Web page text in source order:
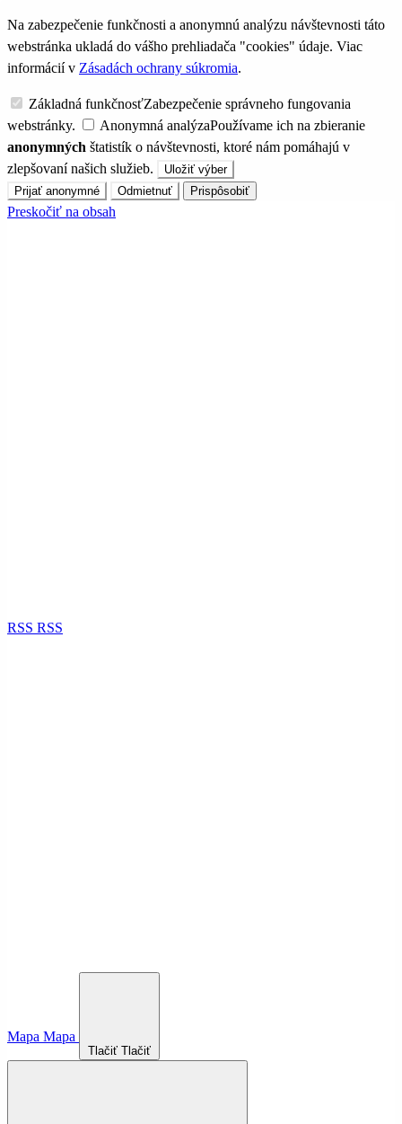
Na zabezpečenie funkčnosti a anonymnú analýzu návštevnosti táto
webstránka ukladá do vášho prehliadača "cookies" údaje. Viac
informácií v Zásadách ochrany súkromia.
Základná funkčnosťZabezpečenie správneho fungovania
webstránky.
Anonymná analýzaPoužívame ich na zbieranie
anonymných štatistík o návštevnosti, ktoré nám pomáhajú v
zlepšovaní našich služieb.
Uložiť výber
Prijať anonymné
Odmietnuť Prispôsobiť
Preskočiť na obsah
RSS RSS
Mapa Mapa
Tlačiť Tlačiť